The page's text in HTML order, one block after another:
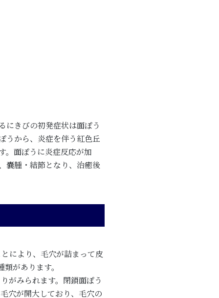
にきびの初発症状は面ぽう
うから、炎症を伴う紅色丘
。面ぽうに炎症反応が加
嚢腫・結節となり、治癒後
により、毛穴が詰まって皮
があります。
がみられます。閉鎖面ぽう
穴が開大しており、毛穴の